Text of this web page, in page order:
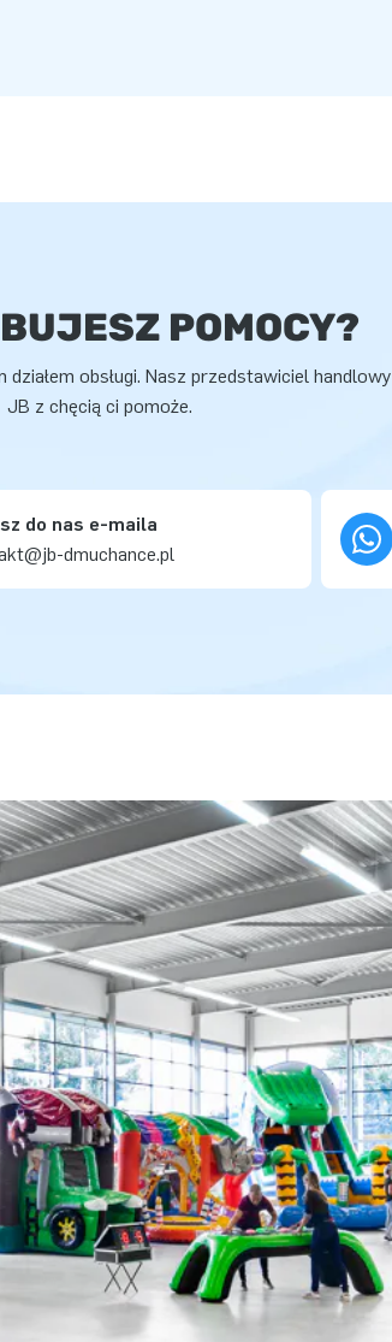
POMOCY?
obsługi. Nasz przedstawiciel handlowy
JB z chęcią ci pomoże.
do nas e-maila
dmuchance.pl